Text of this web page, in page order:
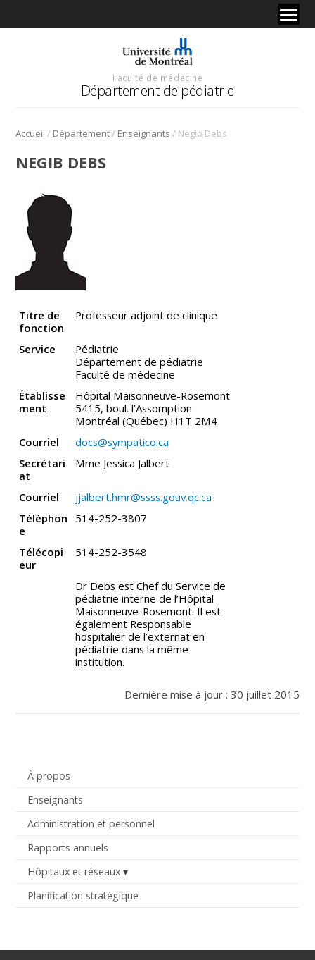
Faculté de médecine
Département de pédiatrie
Accueil / Département/ Enseignants / Negib Debs
À propos
Enseignants
Administration et personnel
Rapports annuels
Hôpitaux et réseaux
Planification stratégique
NEGIB DEBS
Titre de
fonction
Professeur adjoint de clinique
Service
Pédiatrie
Département de pédiatrie
Faculté de médecine
Établisse
ment
Hôpital Maisonneuve-Rosemont
5415, boul. l’Assomption
Montréal (Québec) H1T 2M4
Courriel
docs@sympatico.ca
Secrétari
at
Mme Jessica Jalbert
Courriel
jjalbert.hmr@ssss.gouv.qc.ca
Téléphon
e
514-252-3807
Télécopi
eur
514-252-3548
Dr Debs est Chef du Service de
pédiatrie interne de l’Hôpital
Maisonneuve-Rosemont. Il est
également Responsable
hospitalier de l’externat en
pédiatrie dans la même
institution.
Dernière mise à jour : 30 juillet 2015